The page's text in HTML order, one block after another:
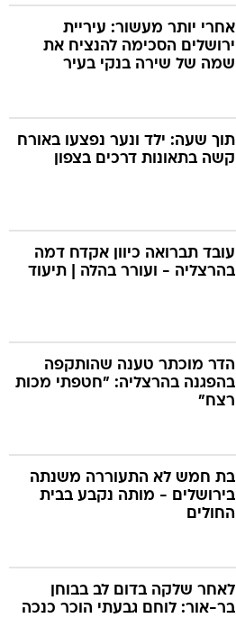
אחרי יותר מעשור: עיריית
ירושלים הסכימה להנציח את
שמה של שירה בנקי בעיר
תוך שעה: ילד ונער נפצעו באורח
קשה בתאונות דרכים בצפון
עובד תברואה כיוון אקדח דמה
בהרצליה - ועורר בהלה | תיעוד
הדר מוכתר טענה שהותקפה
בהפגנה בהרצליה: "חטפתי מכות
רצח"
בת חמש לא התעוררה משנתה
בירושלים - מותה נקבע בבית
החולים
לאחר שלקה בדום לב בבוחן
בר-אור: לוחם גבעתי הוכר כנכה